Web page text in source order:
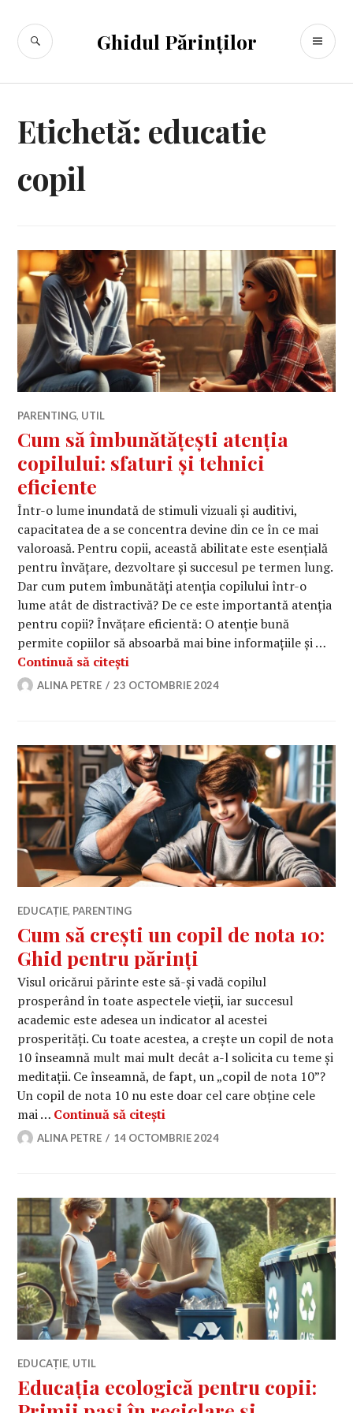
conținut
Ghidul Părinților
CĂUTARE
Etichetă: educatie
copil
PARENTING, UTIL
Cum să îmbunătățești atenția
copilului: sfaturi și tehnici
eficiente
Într-o lume inundată de stimuli vizuali și auditivi,
capacitatea de a se concentra devine din ce în ce mai
valoroasă. Pentru copii, această abilitate este esențială
pentru învățare, dezvoltare și succesul pe termen lung.
Dar cum putem îmbunătăți atenția copilului într-o
lume atât de distractivă? De ce este importantă atenția
pentru copii? Învățare eficientă: O atenție bună
permite copiilor să absoarbă mai bine informațiile și …
Continuă să citești
ALINA PETRE 23 OCTOMBRIE 2024
EDUCAȚIE, PARENTING
Cum să crești un copil de nota 10:
Ghid pentru părinți
Visul oricărui părinte este să-și vadă copilul
prosperând în toate aspectele vieții, iar succesul
academic este adesea un indicator al acestei
prosperități. Cu toate acestea, a crește un copil de nota
10 înseamnă mult mai mult decât a-l solicita cu teme și
meditații. Ce înseamnă, de fapt, un „copil de nota 10”?
Un copil de nota 10 nu este doar cel care obține cele
mai … Continuă să citești
ALINA PETRE 14 OCTOMBRIE 2024
EDUCAȚIE, UTIL
Educația ecologică pentru copii: